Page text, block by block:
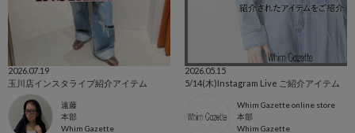
2026.07.19
玉川店インスタライブ紹介アイテム
遠藤
本部
Whim Gazette
2026.05.15
5/14(木)Instagram Live ご紹介アイテム
Whim Gazette online store
本部
Whim Gazette